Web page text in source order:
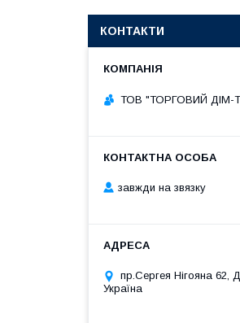
КОНТАКТИ
ТОВ "ТОРГОВИЙ ДІМ-
завжди на звязку
пр.Сергея Нігояна 62,
Україна